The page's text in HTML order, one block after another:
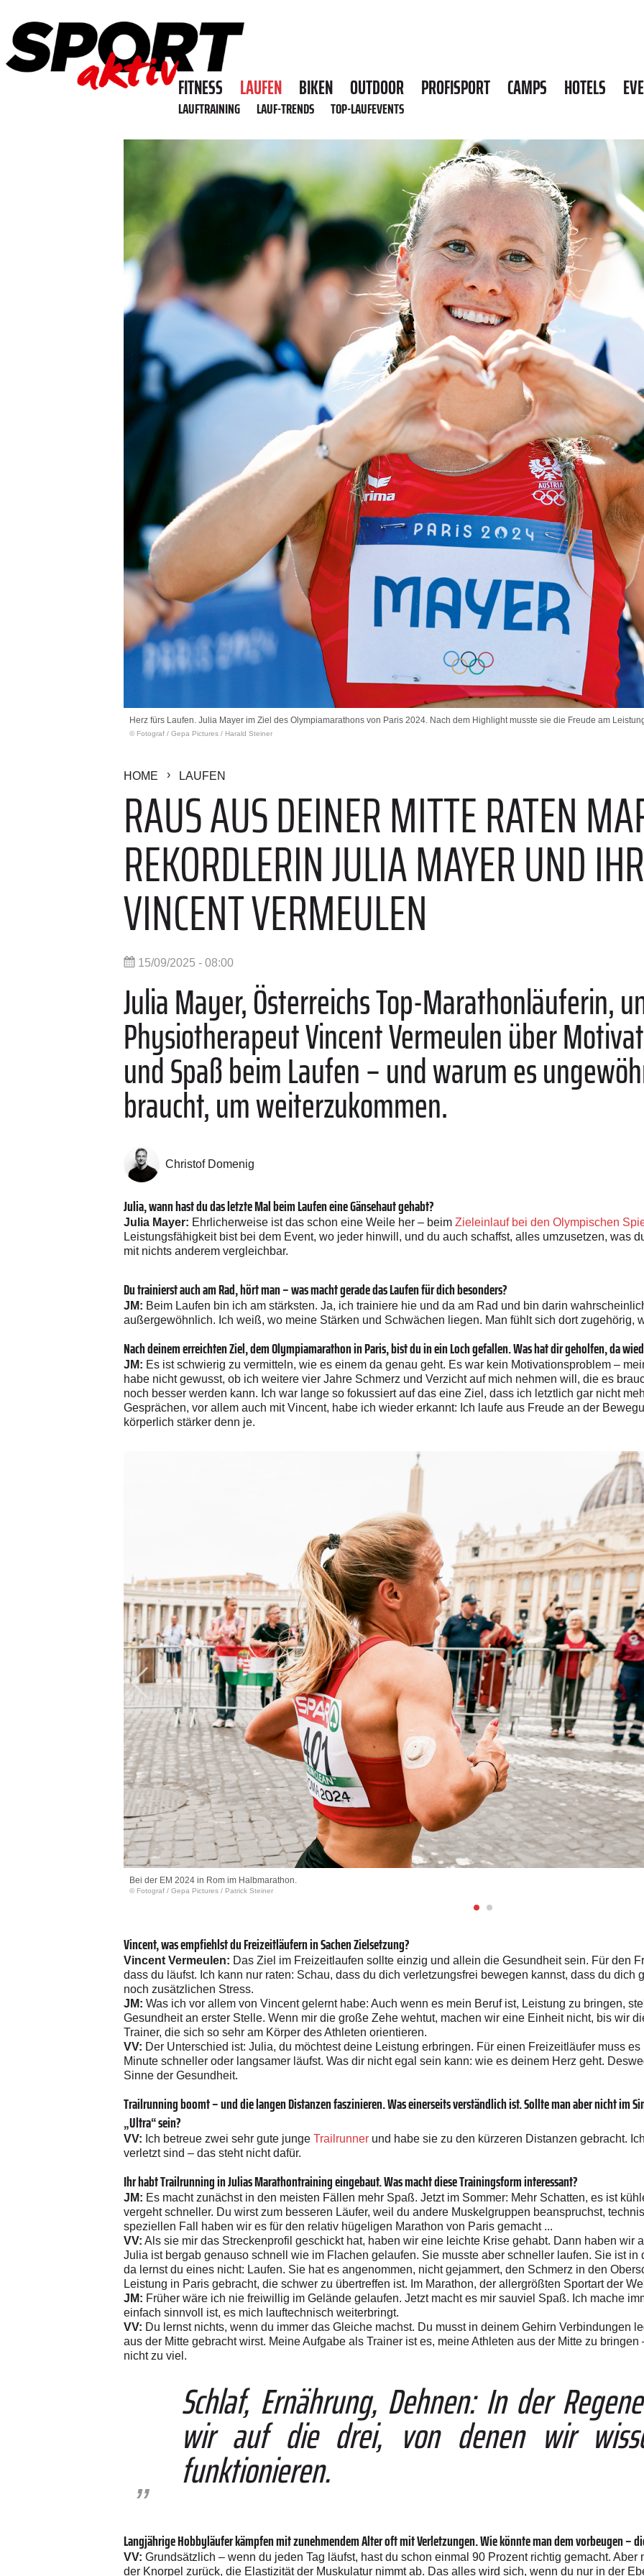
FITNESS LAUFEN BIKEN OUTDOOR PROFISPORT CAMPS HOTELS
LAUFTRAINING LAUF-TRENDS TOP-LAUFEVENTS
Herz fürs Laufen. Julia Mayer im Ziel des Olympiamarathons von Paris 2024. Nach dem Highlight musste sie die Freude am
© Fotograf / Gepa Pictures / Harald Steiner
HOME LAUFEN
RAUS AUS DEINER MITTE RATEN
REKORDLERIN JULIA MAYER UND
VINCENT VERMEULEN
15/09/2025 - 08:00
Julia Mayer, Österreichs Top-Marathonläuferin,
Physiotherapeut Vincent Vermeulen über
und Spaß beim Laufen – und warum es
braucht, um weiter­zukommen.
Christof Domenig
Julia, wann hast du das letzte Mal beim Laufen eine Gänsehaut gehabt?
Julia Mayer: Ehrlicherweise ist das schon eine Weile her – beim Zieleinlauf bei den Olympischen
Leistungsfähigkeit bist bei dem Event, wo jeder hinwill, und du auch schaffst, alles umzusetzen, was
mit nichts anderem vergleichbar.
Du trainierst auch am Rad, hört man – was macht gerade das Laufen für dich ­besonders?
JM: Beim Laufen bin ich am stärksten. Ja, ich trainiere hie und da am Rad und bin darin
außergewöhnlich. Ich weiß, wo meine Stärken und Schwächen liegen. Man fühlt sich dort zugehörig,
Nach deinem erreichten Ziel, dem Olympiamarathon in Paris, bist du in ein Loch gefallen. Was hat dir geholfen, da
JM: Es ist schwierig zu vermitteln, wie es einem da genau geht. Es war kein Motivationsproblem –
habe nicht gewusst, ob ich weitere vier Jahre Schmerz und Verzicht auf mich nehmen will, die es
noch besser werden kann. Ich war lange so fokussiert auf das eine Ziel, dass ich letztlich gar nicht
Gesprächen, vor allem auch mit Vincent, habe ich wieder erkannt: Ich laufe aus Freude an der
körperlich stärker denn je.
Bei der EM 2024 in Rom im ­Halbmarathon.
© Fotograf / Gepa Pictures / Patrick Steiner
Vincent, was empfiehlst du Freizeitläufern in Sachen Zielsetzung?
Vincent Vermeulen: Das Ziel im Freizeitlaufen sollte einzig und allein die Gesundheit sein. Für den
dass du läufst. Ich kann nur raten: Schau, dass du dich verletzungsfrei bewegen kannst, dass du dich
noch zusätzlichen Stress.
JM: Was ich vor allem von Vincent gelernt habe: Auch wenn es mein Beruf ist, Leistung zu bringen,
Gesundheit an erster Stelle. Wenn mir die große Zehe wehtut, machen wir eine Einheit nicht, bis wir
Trainer, die sich so sehr am Körper des Athleten orientieren.
VV: Der Unterschied ist: Julia, du möchtest deine Leistung erbringen. Für einen Freizeitläufer muss
Minute schneller oder langsamer läufst. Was dir nicht egal sein kann: wie es deinem Herz geht.
Sinne der Gesundheit.
Trailrunning boomt – und die langen Distanzen faszinieren. Was einerseits verständlich ist. Sollte man aber nicht im
„Ultra“ sein?
VV: Ich betreue zwei sehr gute junge Trailrunner und habe sie zu den kürzeren Distanzen gebracht.
verletzt sind – das steht nicht dafür.
Ihr habt Trailrunning in Julias Marathontraining eingebaut. Was macht diese Trainingsform interessant?
JM: Es macht zunächst in den meisten Fällen mehr Spaß. Jetzt im Sommer: Mehr Schatten, es ist
vergeht schneller. Du wirst zum besseren Läufer, weil du andere Muskelgruppen beanspruchst,
speziellen Fall haben wir es für den relativ hügeligen Marathon von ­Paris gemacht ...
VV: Als sie mir das Streckenprofil geschickt hat, haben wir eine leichte Krise gehabt. Dann haben wir
Julia ist bergab genauso schnell wie im Flachen gelaufen. Sie musste aber schneller laufen. Sie ist
da lernst du eines nicht: Laufen. Sie hat es angenommen, nicht gejammert, den Schmerz in den
Leistung in Paris gebracht, die schwer zu übertreffen ist. Im Marathon, der allergrößten Sportart der
JM: Früher wäre ich nie freiwillig im Gelände gelaufen. Jetzt macht es mir sauviel Spaß. Ich mache
einfach sinnvoll ist, es mich lauftechnisch weiterbringt.
VV: Du lernst nichts, wenn du immer das Gleiche machst. Du musst in deinem Gehirn Verbindungen
aus der Mitte gebracht wirst. Meine Aufgabe als Trainer ist es, meine Athleten aus der Mitte zu
nicht zu viel.
Schlaf, Ernährung, Dehnen: In der
wir auf die drei, von denen wir
funktionieren.
Langjährige Hobbyläufer kämpfen mit zunehmendem Alter oft mit ­Verletzungen. Wie könnte man dem vorbeugen –
VV: Grundsätzlich – wenn du jeden Tag läufst, hast du schon einmal 90 Prozent richtig gemacht. Aber
der Knorpel zurück, die Elastizität der Muskulatur nimmt ab. Das alles wird sich, wenn du nur in der